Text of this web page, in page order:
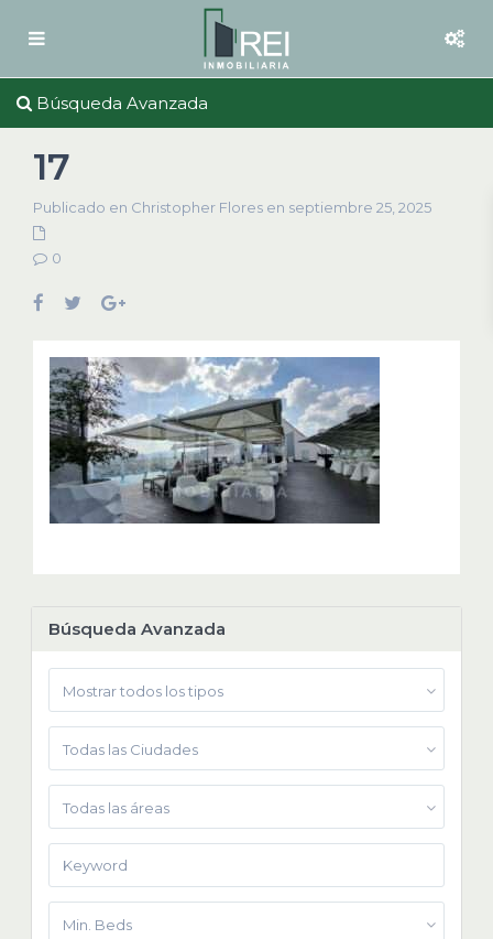
Búsqueda Avanzada
17
Publicado en Christopher Flores en septiembre 25, 2025
0
Búsqueda Avanzada
Mostrar todos los tipos
Todas las Ciudades
Todas las áreas
Min. Beds